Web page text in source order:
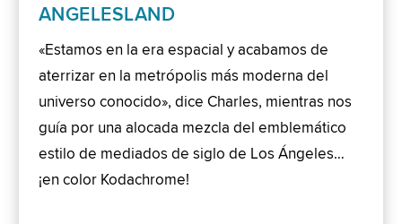
ANGELESLAND
«Estamos en la era espacial y acabamos de
aterrizar en la metrópolis más moderna del
universo conocido», dice Charles, mientras nos
guía por una alocada mezcla del emblemático
estilo de mediados de siglo de Los Ángeles…
¡en color Kodachrome!